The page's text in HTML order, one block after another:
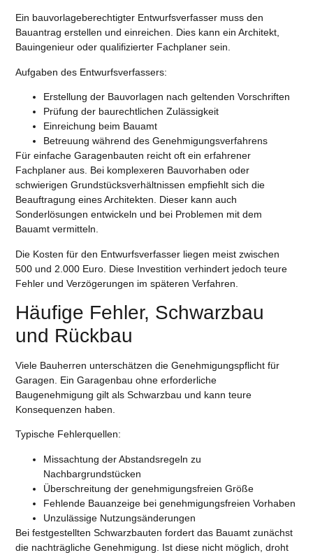
Ein bauvorlageberechtigter Entwurfsverfasser muss den
Bauantrag erstellen und einreichen. Dies kann ein Architekt,
Bauingenieur oder qualifizierter Fachplaner sein.
Aufgaben des Entwurfsverfassers:
Erstellung der Bauvorlagen nach geltenden Vorschriften
Prüfung der baurechtlichen Zulässigkeit
Einreichung beim Bauamt
Betreuung während des Genehmigungsverfahrens
Für einfache Garagenbauten reicht oft ein erfahrener
Fachplaner aus. Bei komplexeren Bauvorhaben oder
schwierigen Grundstücksverhältnissen empfiehlt sich die
Beauftragung eines Architekten. Dieser kann auch
Sonderlösungen entwickeln und bei Problemen mit dem
Bauamt vermitteln.
Die Kosten für den Entwurfsverfasser liegen meist zwischen
500 und 2.000 Euro. Diese Investition verhindert jedoch teure
Fehler und Verzögerungen im späteren Verfahren.
Häufige Fehler, Schwarzbau
und Rückbau
Viele Bauherren unterschätzen die Genehmigungspflicht für
Garagen. Ein Garagenbau ohne erforderliche
Baugenehmigung gilt als Schwarzbau und kann teure
Konsequenzen haben.
Typische Fehlerquellen:
Missachtung der Abstandsregeln zu
Nachbargrundstücken
Überschreitung der genehmigungsfreien Größe
Fehlende Bauanzeige bei genehmigungsfreien Vorhaben
Unzulässige Nutzungsänderungen
Bei festgestellten Schwarzbauten fordert das Bauamt zunächst
die nachträgliche Genehmigung. Ist diese nicht möglich, droht